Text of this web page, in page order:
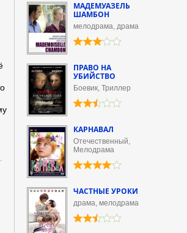
МАДЕМУАЗЕЛЬ
ШАМБОН
мелодрама, драма
ПРАВО НА
УБИЙСТВО
Боевик, Триллер
КАРНАВАЛ
Отечественный,
Мелодрама
ЧАСТНЫЕ УРОКИ
драма, мелодрама